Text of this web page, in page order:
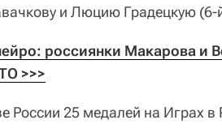
и Люцию Градецкую
россиянки Макарова и
>>>
России 25 медалей на Играх